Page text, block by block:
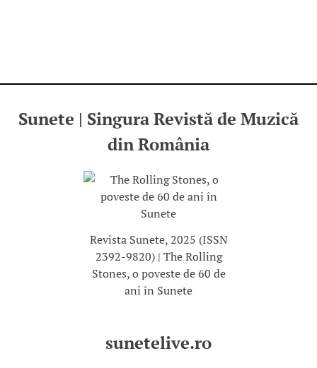
Sunete | Singura Revistă de Muzică
din România
Revista Sunete, 2025 (ISSN
2392-9820) | The Rolling
Stones, o poveste de 60 de
ani în Sunete
sunetelive.ro